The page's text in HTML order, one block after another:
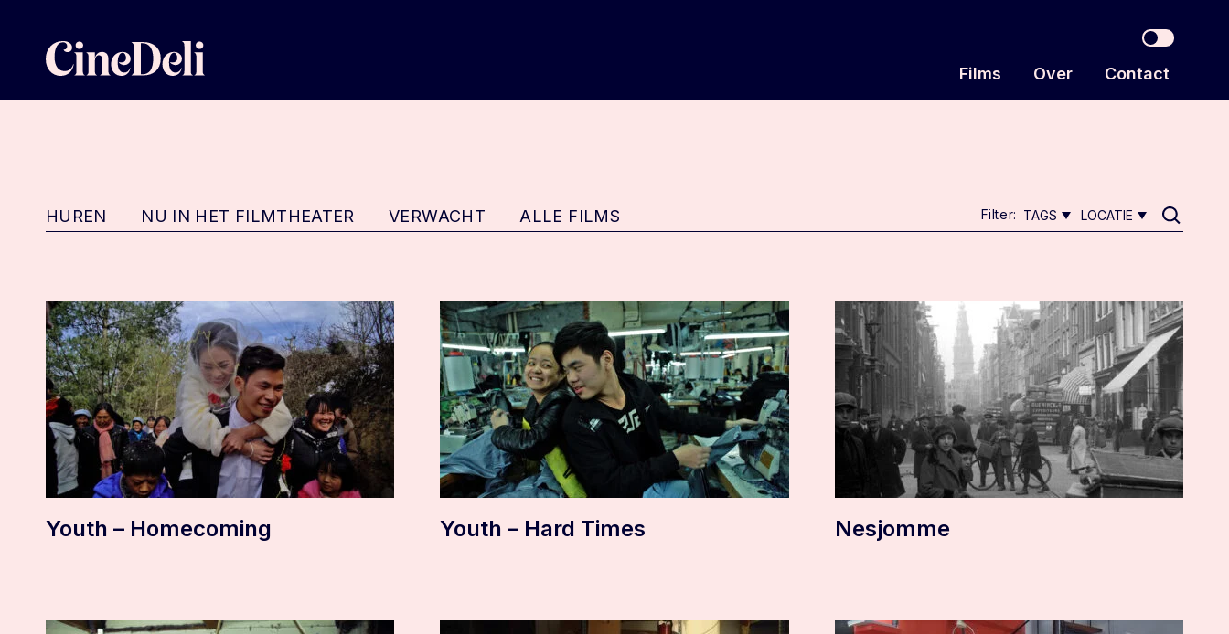
Toggle
Films
Over Contact
HUREN NU IN HET FILMTHEATER VERWACHT ALLE FILMS Filter: TAGS LOCATIE
Youth – Homecoming Youth – Hard Times Nesjomme